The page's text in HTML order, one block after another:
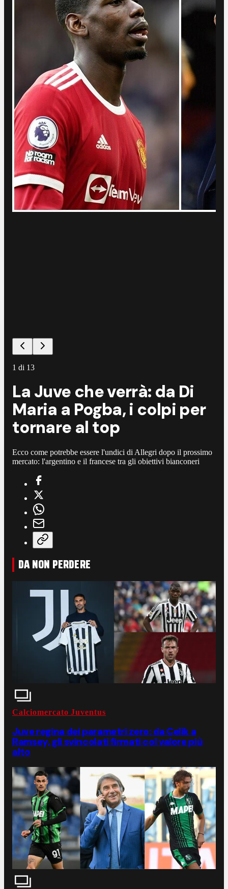
1 di 13
La Juve che verrà: da Di
Maria a Pogba, i colpi per
tornare al top
Ecco come potrebbe essere l'undici di Allegri dopo il prossimo
mercato: l'argentino e il francese tra gli obiettivi bianconeri
DA NON PERDERE
Calciomercato Juventus
Juve regina dei parametri zero: da Celik a
Ramsey, gli svincolati firmati col valore più
alto